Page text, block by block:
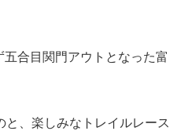
合目関門アウトとなった富
、楽しみなトレイルレース